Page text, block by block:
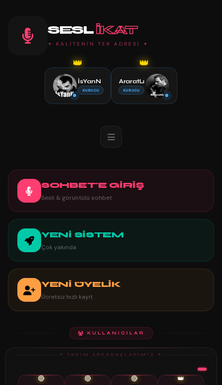
SESL IKAT
✦ KALİTENİN TEK ADRESİ ✦
👑
İsYanN
KURUCU
👑
AraratLı
KURUCU
SOHBET'E GİRİŞ
Sesli & görüntülü sohbet
YENİ SİSTEM
Çok yakında
YENİ ÜYELİK
Ücretsiz hızlı kayıt
KULLANICILAR
✦ TAKIM ARKADAŞLARIMIZ ✦
🔴 🔴 🔴 👑